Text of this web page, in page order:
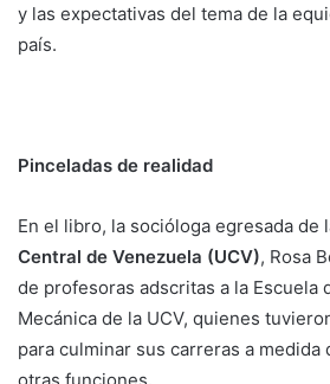
y las expectativas del tema de la
país.
Pinceladas de realidad
En el libro, la socióloga egresada de
Central de Venezuela (UCV), Rosa
de profesoras adscritas a la Escuela
Mecánica de la UCV, quienes
para culminar sus carreras a medida